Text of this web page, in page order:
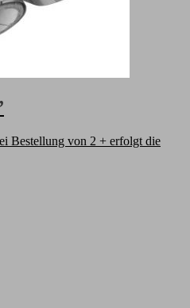
Bestellung von 2 + erfolgt die